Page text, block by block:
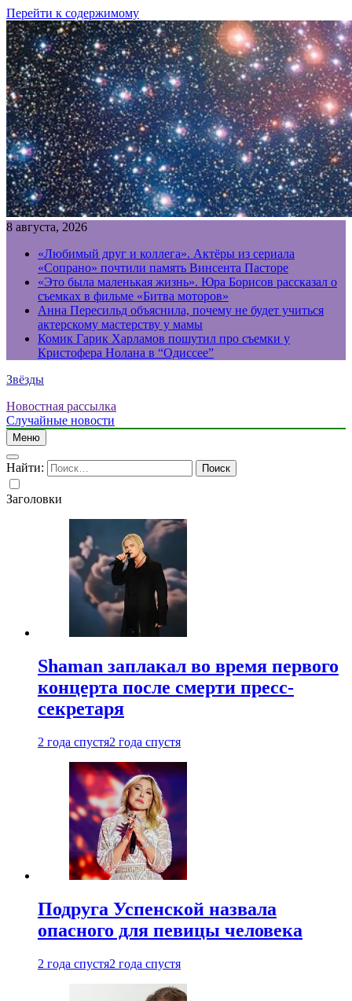
Перейти к содержимому
8 августа, 2026
«Любимый друг и коллега». Актёры из сериала
«Сопрано» почтили память Винсента Пасторе
«Это была маленькая жизнь». Юра Борисов рассказал о
съемках в фильме «Битва моторов»
Анна Пересильд объяснила, почему не будет учиться
актерскому мастерству у мамы
Комик Гарик Харламов пошутил про съемки у
Кристофера Нолана в “Одиссее”
Звёзды
Новостная рассылка
Случайные новости
Меню
Найти:
Заголовки
Shaman заплакал во время первого
концерта после смерти пресс-
секретаря
2 года спустя2 года спустя
Подруга Успенской назвала
опасного для певицы человека
2 года спустя2 года спустя